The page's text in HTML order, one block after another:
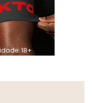
18+